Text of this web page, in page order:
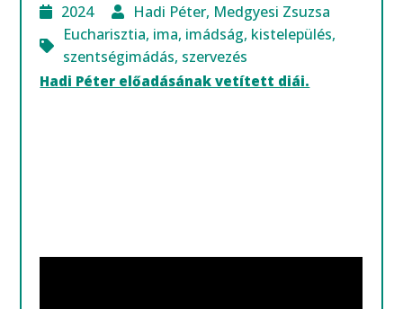
2024 Hadi Péter, Medgyesi Zsuzsa
Eucharisztia, ima, imádság, kistelepülés,
szentségimádás, szervezés
Hadi Péter előadásának vetített diái.